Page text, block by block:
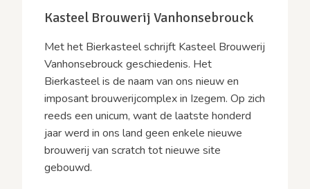
Kasteel Brouwerij Vanhonsebrouck
Met het Bierkasteel schrijft Kasteel Brouwerij
Vanhonsebrouck geschiedenis. Het
Bierkasteel is de naam van ons nieuw en
imposant brouwerijcomplex in Izegem. Op zich
reeds een unicum, want de laatste honderd
jaar werd in ons land geen enkele nieuwe
brouwerij van scratch tot nieuwe site
gebouwd.